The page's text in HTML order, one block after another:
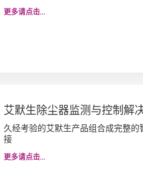
更多请点击…
艾默生除尘器监测与控制解
久经考验的艾默生产品组合成完整
接
更多请点击…